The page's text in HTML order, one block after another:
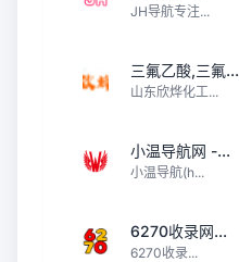
JH导航专注...
三氟乙酸,三氟...
山东欣烨化工...
小温导航网 -...
小温导航(h...
6270收录网...
6270收录...